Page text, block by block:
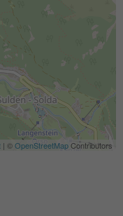
| ©OpenStreetMapContributors